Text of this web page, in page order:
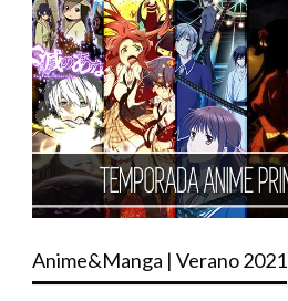
Anime&Manga | Verano 2021